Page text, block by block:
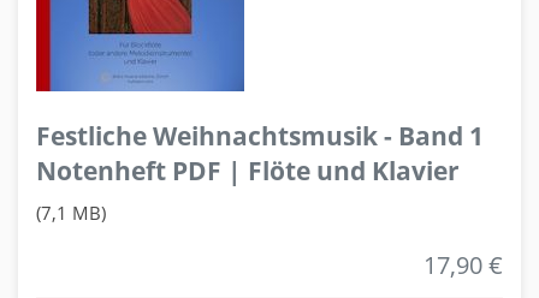
Festliche Weihnachtsmusik - Band 1
Notenheft PDF | Flöte und Klavier
(7,1 MB)
17,90 €